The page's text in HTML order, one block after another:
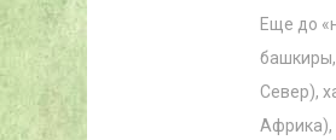
Еще до
башкиры,
Север),
Африка),